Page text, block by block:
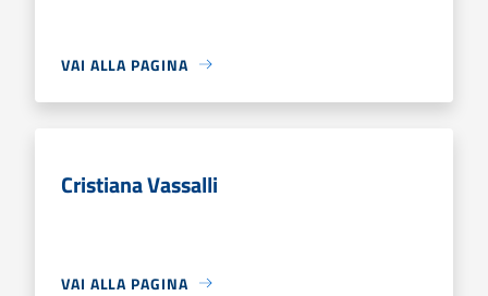
VAI ALLA PAGINA
Cristiana Vassalli
VAI ALLA PAGINA